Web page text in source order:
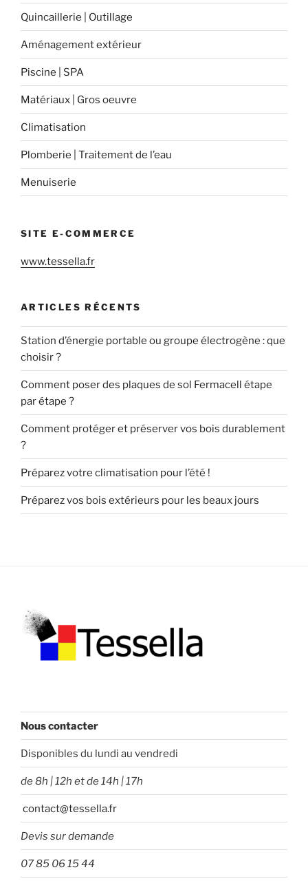
Quincaillerie | Outillage
Aménagement extérieur
Piscine | SPA
Matériaux | Gros oeuvre
Climatisation
Plomberie | Traitement de l’eau
Menuiserie
SITE E-COMMERCE
www.tessella.fr
ARTICLES RÉCENTS
Station d’énergie portable ou groupe électrogène : que
choisir ?
Comment poser des plaques de sol Fermacell étape
par étape ?
Comment protéger et préserver vos bois durablement
?
Préparez votre climatisation pour l’été !
Préparez vos bois extérieurs pour les beaux jours
Nous contacter
Disponibles du lundi au vendredi
de 8h | 12h et de 14h | 17h
contact@tessella.fr
Devis sur demande
07 85 06 15 44